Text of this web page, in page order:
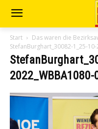
Start
Das waren die
StefanBurghart_30082-1_25-
2022_WBBA1080-